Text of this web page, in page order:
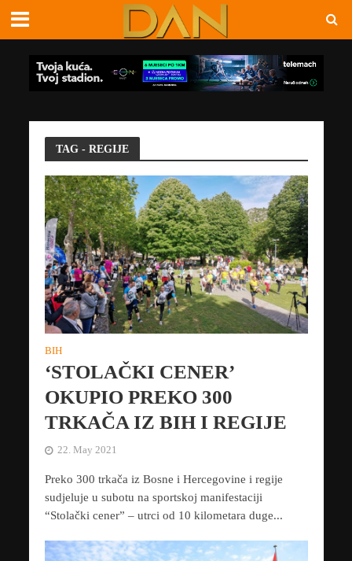
TAG - REGIJE
BIH
‘STOLAČKI CENER’
OKUPIO PREKO 300
TRKAČA IZ BIH I REGIJE
22. May 2021
Preko 300 trkača iz Bosne i Hercegovine i regije
sudjeluje u subotu na sportskoj manifestaciji
“Stolački cener” – utrci od 10 kilometara duge...